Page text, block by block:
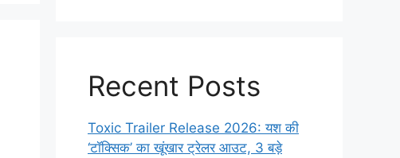
Recent Posts
Toxic Trailer Release 2026: यश की
‘टॉक्सिक’ का खूंखार ट्रेलर आउट, 3 बड़े